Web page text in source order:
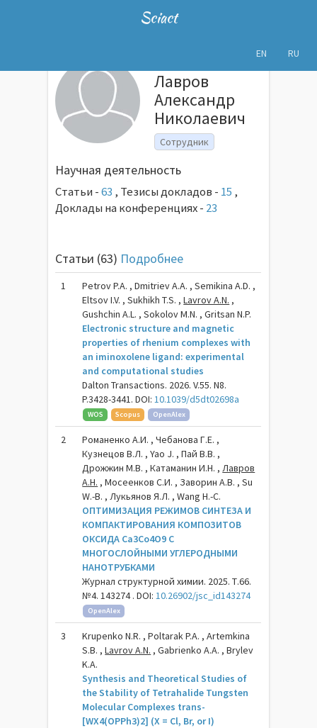
Sciact
EN RU
Лавров
Александр
Николаевич
Сотрудник
Научная деятельность
Статьи -63 , Тезисы докладов - 15 ,
Доклады на конференциях - 23
Статьи (63) Подробнее
1
Petrov P.A. , Dmitriev A.A. , Semikina A.D. ,
Eltsov I.V. , Sukhikh T.S. ,Lavrov A.N. ,
Gushchin A.L. , Sokolov M.N. , Gritsan N.P.
Electronic structure and magnetic
properties of rhenium complexes with
an iminoxolene ligand: experimental
and computational studies
Dalton Transactions. 2026. V.55. N8.
P.3428-3441. DOI:10.1039/d5dt02698a
WOS Scopus OpenAlex
2
Романенко А.И. , Чебанова Г.Е. ,
Кузнецов В.Л. , Yao J. , Пай В.В. ,
Дрожжин М.В. , Катаманин И.Н. ,Лавров
А.Н. , Мосеенков С.И. , Заворин А.В. , Su
W.-B. , Лукьянов Я.Л. , Wang H.-C.
ОПТИМИЗАЦИЯ РЕЖИМОВ СИНТЕЗА И
КОМПАКТИРОВАНИЯ КОМПОЗИТОВ
ОКСИДА Ca3Co4O9 С
МНОГОСЛОЙНЫМИ УГЛЕРОДНЫМИ
НАНОТРУБКАМИ
Журнал структурной химии. 2025. Т.66.
№4. 143274 . DOI:10.26902/jsc_id143274
OpenAlex
3
Krupenko N.R. , Poltarak P.A. , Artemkina
S.B. ,Lavrov A.N. , Gabrienko A.A. , Brylev
K.A.
Synthesis and Theoretical Studies of
the Stability of Tetrahalide Tungsten
Molecular Complexes trans-
[WX4(OPPh3)2] (X = Cl, Br, or I)